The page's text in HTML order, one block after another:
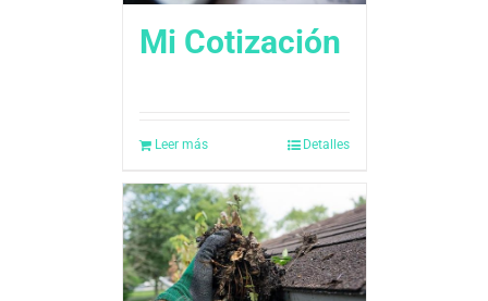
Mi Cotización
Leer más Detalles